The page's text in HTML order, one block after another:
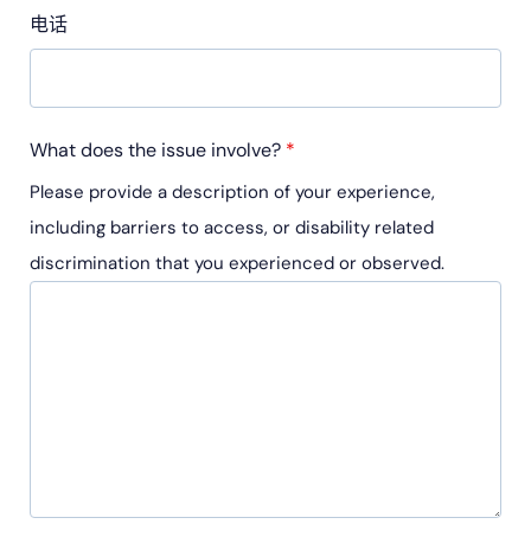
电话
What does the issue involve? *
Please provide a description of your experience,
including barriers to access, or disability related
discrimination that you experienced or observed.